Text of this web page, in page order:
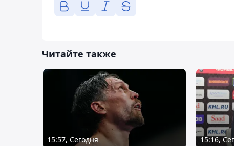
Читайте также
15:57, Сегодня 15:16,